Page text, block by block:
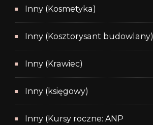
Inny (Kosmetyka)
Inny (Kosztorysant budowlany)
Inny (Krawiec)
Inny (księgowy)
Inny (Kursy roczne: ANP